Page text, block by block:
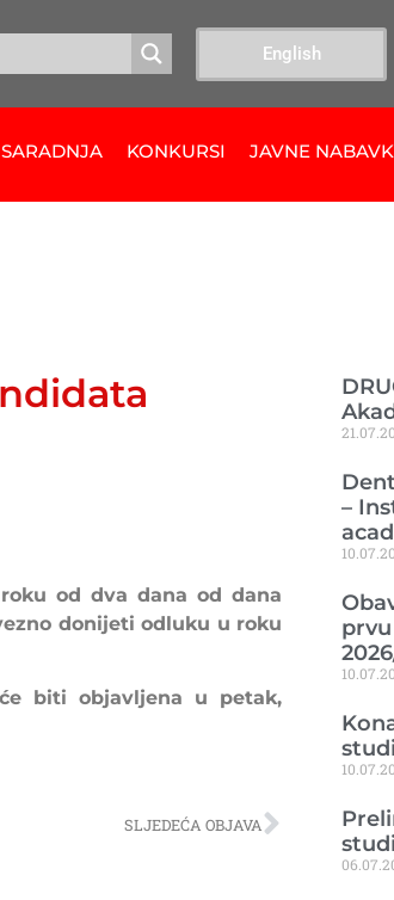
English
KONKURSI JAVNE
od dva dana od dana
donijeti odluku u roku
biti objavljena u petak,
SLJEDEĆA OBJAVA
–